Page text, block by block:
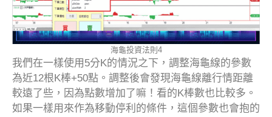
海龜投資法則4
我們在一樣使用5分K的情況之下，調整海龜線的參數
為近12根K棒+50點。調整後會發現海龜線離行情距離
較遠了些，因為點數增加了嘛！看的K棒數也比較多。
如果一樣用來作為移動停利的條件，這個參數也會抱的